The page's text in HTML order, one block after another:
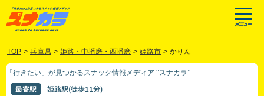
TOP > 兵庫県 > 姫路・中播磨・西播磨 > 姫路市 > かりん
「行きたい」が見つかるスナック情報メディア “スナカラ”
最寄駅 姫路駅(徒歩11分)